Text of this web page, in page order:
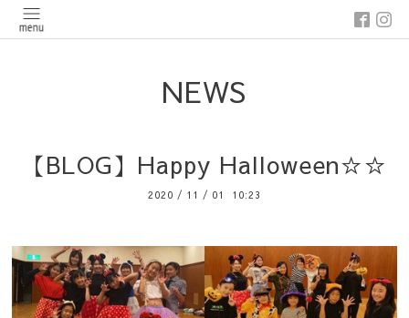
NEWS
【BLOG】Happy Halloween☆☆
2020 / 11 / 01 10:23